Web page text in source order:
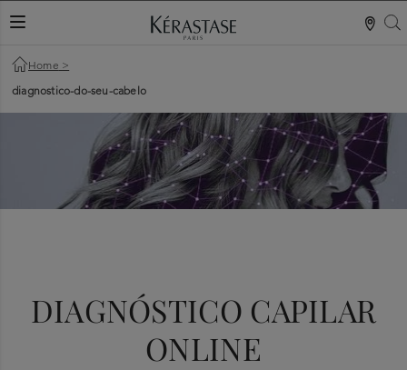
ALTERNAR NAVEGAÇÃO
Home >
diagnostico-do-seu-cabelo
DIAGNÓSTICO CAPILAR
ONLINE